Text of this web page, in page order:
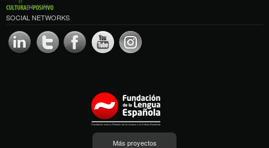
SOCIAL NETWORKS
Más proyectos